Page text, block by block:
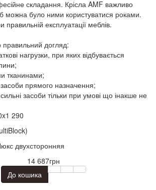
складання. Крісла AMF важливо
можна було ними користуватися роками.
правильній експлуатації меблів.
догляд:
нагрузки, при яких відбувається
тканинами;
прямого назначення;
засоби тільки при умові що інакше не
290
двухсторонняя
14 687грн
До кошика